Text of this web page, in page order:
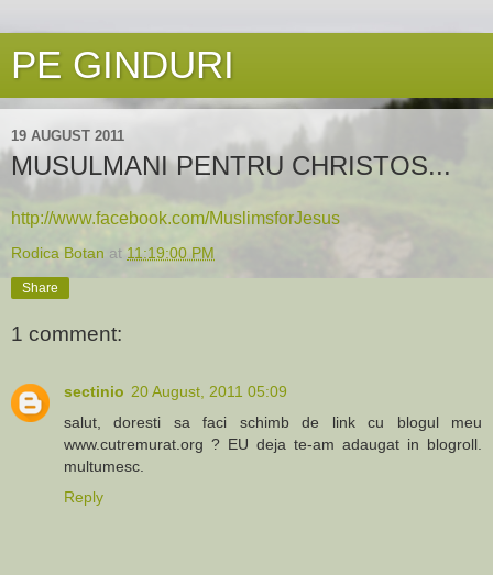
PE GINDURI
19 AUGUST 2011
MUSULMANI PENTRU CHRISTOS...
http://www.facebook.com/MuslimsforJesus
Rodica Botan at 11:19:00 PM
Share
1 comment:
sectinio 20 August, 2011 05:09
salut, doresti sa faci schimb de link cu blogul meu
www.cutremurat.org ? EU deja te-am adaugat in blogroll.
multumesc.
Reply